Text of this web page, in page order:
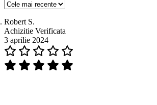
Robert S.
Achizitie Verificata
3 aprilie 2024